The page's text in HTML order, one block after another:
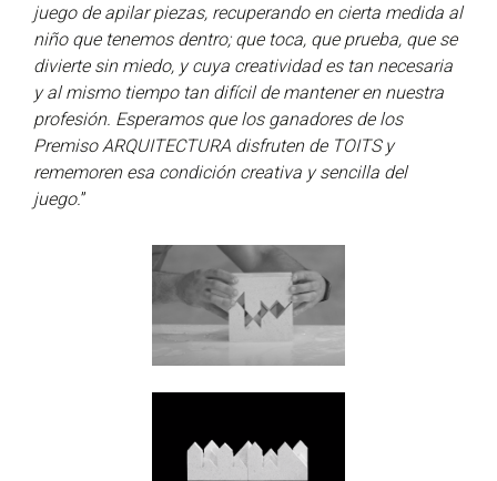
juego de apilar piezas, recuperando en cierta medida al
niño que tenemos dentro; que toca, que prueba, que se
divierte sin miedo, y cuya creatividad es tan necesaria
y al mismo tiempo tan difícil de mantener en nuestra
profesión. Esperamos que los ganadores de los
Premiso ARQUITECTURA disfruten de TOITS y
rememoren esa condición creativa y sencilla del
juego.”